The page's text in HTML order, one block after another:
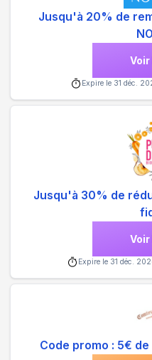
Jusqu'à 20% de
Expire le 31 déc.
Jusqu'à 30% de
Expire le 31 déc.
Code promo : 5€